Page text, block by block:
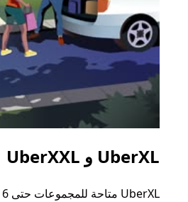
UberXL و UberXXL